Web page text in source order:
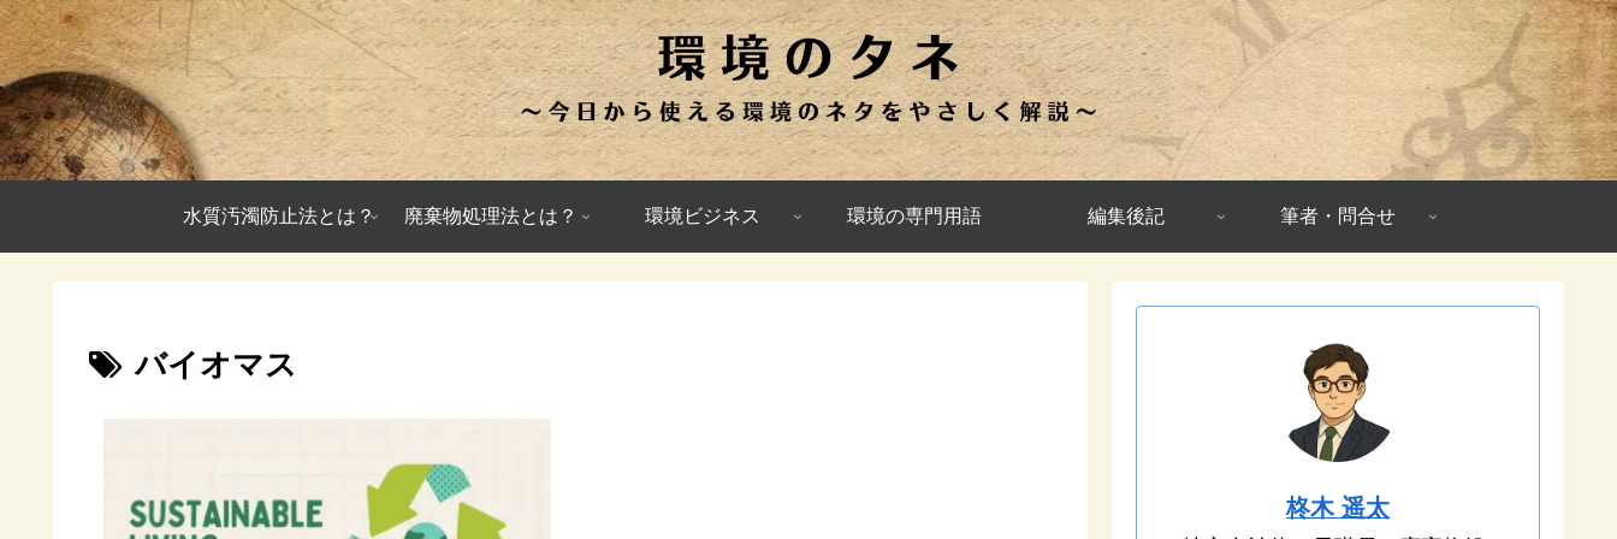
水質汚濁防止法とは？ 廃棄物処理法とは？ 環境ビジネス 環境の専門用語 編集後記 筆者・問合せ
バイオマス
柊木 遥太